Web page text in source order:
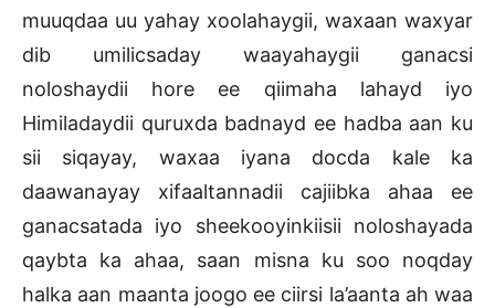
muuqdaa uu yahay xoolahaygii, waxaan waxyar
dib umilicsaday waayahaygii ganacsi
noloshaydii hore ee qiimaha lahayd iyo
Himiladaydii quruxda badnayd ee hadba aan ku
sii siqayay, waxaa iyana docda kale ka
daawanayay xifaaltannadii cajiibka ahaa ee
ganacsatada iyo sheekooyinkiisii noloshayada
qaybta ka ahaa, saan misna ku soo noqday
halka aan maanta joogo ee ciirsi la’aanta ah waa